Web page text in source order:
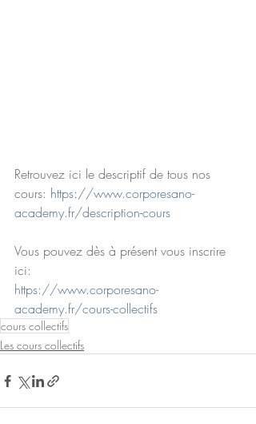
Retrouvez ici le descriptif de tous nos
cours: https://www.corporesano-
academy.fr/description-cours
Vous pouvez dès à présent vous inscrire
ici:
https://www.corporesano-
academy.fr/cours-collectifs
cours collectifs
Les cours collectifs